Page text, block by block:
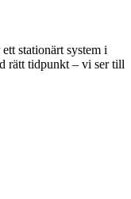
stationärt system i
rätt tidpunkt – vi ser till